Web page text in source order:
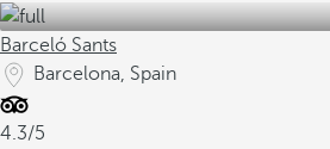
Barceló Sants
Barcelona, Spain
4.3/5